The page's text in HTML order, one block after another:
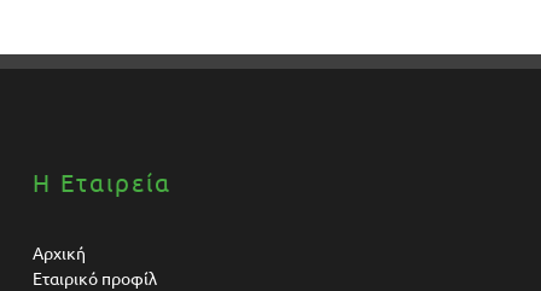
Η Εταιρεία
Αρχική
Εταιρικό προφίλ